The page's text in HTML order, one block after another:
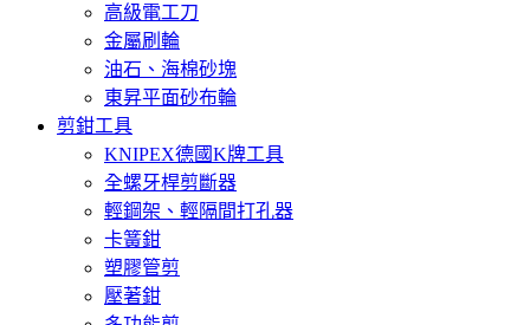
高級電工刀
金屬刷輪
油石、海棉砂塊
東昇平面砂布輪
剪鉗工具
KNIPEX德國K牌工具
全螺牙桿剪斷器
輕鋼架、輕隔間打孔器
卡簧鉗
塑膠管剪
壓著鉗